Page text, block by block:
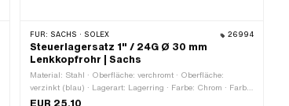
FÜR: SACHS · SOLEX 26994
Steuerlagersatz 1" / 24G Ø 30 mm
Lenkkopfrohr | Sachs
Material: Stahl · Oberfläche: verchromt · Oberfläche:
verzinkt (blau) · Lagerart: Lagerring · Farbe: Chrom · Farbe:
silber · Ø Aufnahme Rahmen: 30 mm · Ø Kugel [Zoll] /